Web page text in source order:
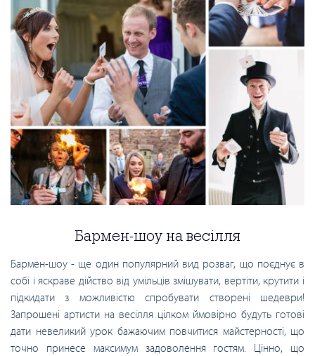
Бармен-шоу на весілля
Бармен-шоу - ще один популярний вид розваг, що поєднує в
собі і яскраве дійство від умільців змішувати, вертіти, крутити і
підкидати з можливістю спробувати створені шедеври!
Запрошені артисти на весілля цілком ймовірно будуть готові
дати невеликий урок бажаючим повчитися майстерності, що
точно принесе максимум задоволення гостям. Цінно, що